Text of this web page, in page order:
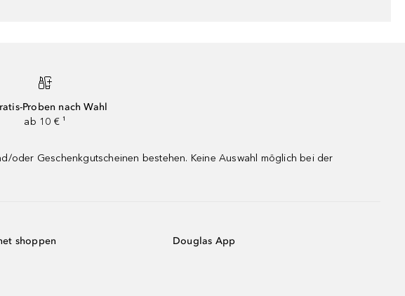
Proben nach Wahl
ab 10 € ¹
oder Geschenkgutscheinen bestehen. Keine Auswahl möglich bei der
shoppen Douglas App